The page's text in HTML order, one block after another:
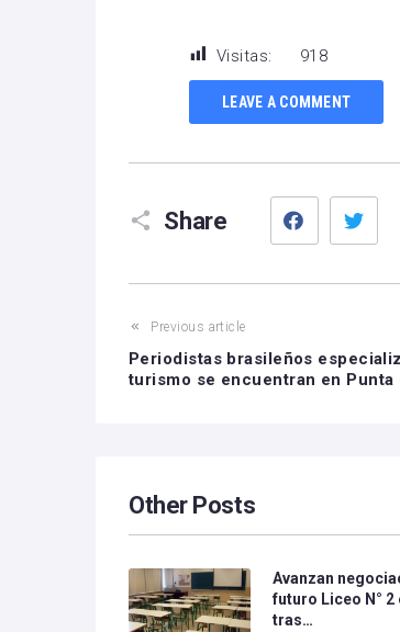
Visitas: 918
LEAVE A COMMENT
Share
Facebook
Previous article
Periodistas brasileños
turismo se encuentran en Punta
Other Posts
Avanzan
futuro Liceo N°
tras…